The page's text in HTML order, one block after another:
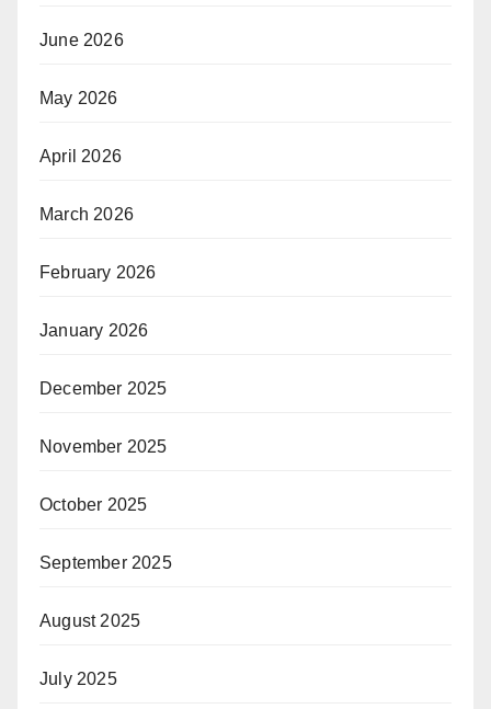
June 2026
May 2026
April 2026
March 2026
February 2026
January 2026
December 2025
November 2025
October 2025
September 2025
August 2025
July 2025